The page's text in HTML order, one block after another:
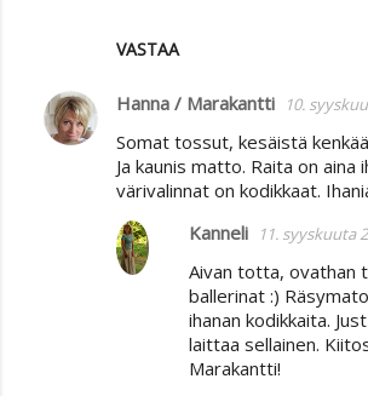
VASTAA
Hanna / Marakantti 10.
Somat tossut, kesäistä
Ja kaunis matto. Raita on aina
värivalinnat on kodikkaat.
Kanneli 11. syyskuuta
Aivan totta, ovathan
ballerinat :)
ihanan kodikkaita.
laittaa sellainen.
Marakantti!